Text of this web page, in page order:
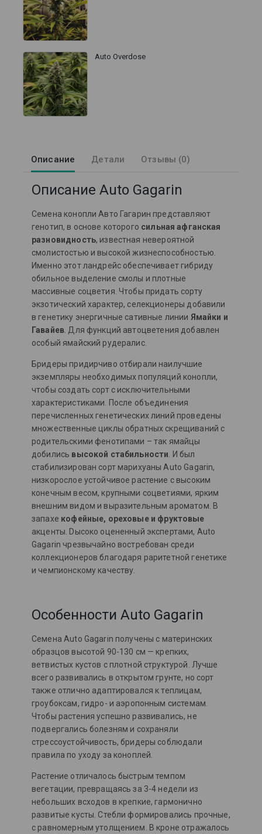
Auto Overdose
Описание Детали Отзывы (0)
Описание Auto Gagarin
Семена конопли Авто Гагарин представляют
генотип, в основе которого сильная афганская
разновидность, известная невероятной
смолистостью и высокой жизнеспособностью.
Именно этот ландрейс обеспечивает гибриду
обильное выделение смолы и плотные
массивные соцветия. Чтобы придать сорту
экзотический характер, селекционеры добавили
в генетику энергичные сативные линии Ямайки и
Гавайев . Для функций автоцветения добавлен
особый ямайский рудералис.
Бридеры придирчиво отбирали наилучшие
экземпляры необходимых популяций конопли,
чтобы создать сорт с исключительными
характеристиками. После объединения
перечисленных генетических линий проведены
множественные циклы обратных скрещиваний с
родительскими фенотипами – так ямайцы
добились высокой стабильности . И был
стабилизирован сорт марихуаны Auto Gagarin,
низкорослое устойчивое растение с высоким
конечным весом, крупными соцветиями, ярким
внешним видом и выразительным ароматом. В
запахе кофейные, ореховые и фруктовые
акценты. Dысоко оцененный экспертами, Auto
Gagarin чрезвычайно востребован среди
коллекционеров благодаря раритетной генетике
и чемпионскому качеству.
Особенности Auto Gagarin
Семена Auto Gagarin получены с материнских
образцов высотой 90-130 см — крепких,
ветвистых кустов с плотной структурой. Лучше
всего развивались в открытом грунте, но сорт
также отлично адаптировался к теплицам,
гроубоксам, гидро- и аэропонным системам.
Чтобы растения успешно развивались, не
подвергались болезням и сохраняли
стрессоустойчивость, бридеры соблюдали
правила по уходу за коноплей.
Растение отличалось быстрым темпом
вегетации, превращаясь за 3-4 недели из
небольших всходов в крепкие, гармонично
развитые кусты. Стебли формировались прочные,
с равномерным утолщением. В кроне отражалось